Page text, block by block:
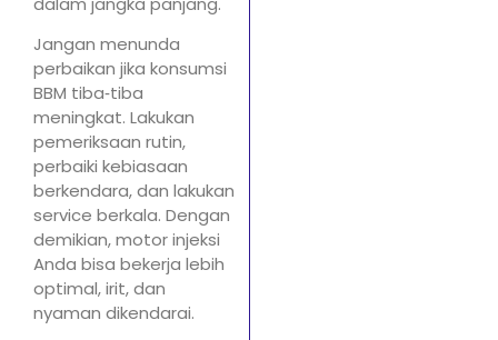
Jangan menunda
perbaikan jika konsumsi
BBM tiba‑tiba
meningkat. Lakukan
pemeriksaan rutin,
perbaiki kebiasaan
berkendara, dan lakukan
service berkala. Dengan
demikian, motor injeksi
Anda bisa bekerja lebih
optimal, irit, dan
nyaman dikendarai.